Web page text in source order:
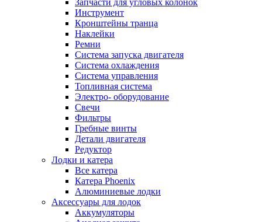
Запчасти для угловых колонок
Инструмент
Кронштейны транца
Наклейки
Ремни
Система запуска двигателя
Система охлаждения
Система управления
Топливная система
Электро- оборудование
Свечи
Фильтры
Гребные винты
Детали двигателя
Редуктор
Лодки и катера
Все катера
Катера Phoenix
Алюминиевые лодки
Аксессуары для лодок
Аккумуляторы